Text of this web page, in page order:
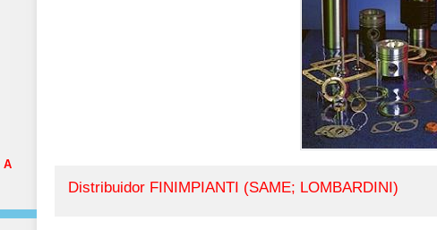
Distribuidor FINIMPIANTI (SAME; LOMBARDINI)
A